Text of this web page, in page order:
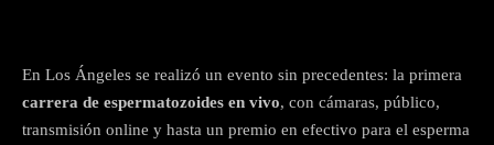
En Los Ángeles se realizó un evento sin precedentes: la primera
carrera de espermatozoides en vivo, con cámaras, público,
transmisión online y hasta un premio en efectivo para el esperma